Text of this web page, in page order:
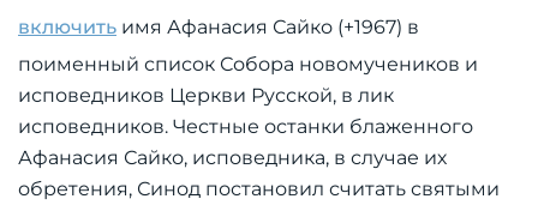
включить имя Афанасия Сайко (+1967) в
поименный список Собора новомучеников и
исповедников Церкви Русской, в лик
исповедников. Честные останки блаженного
Афанасия Сайко, исповедника, в случае их
обретения, Синод постановил считать святыми